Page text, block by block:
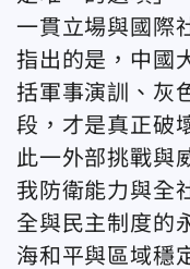
一貫立場與國際
指出的是，中國
括軍事演訓、灰
段，才是真正破
此一外部挑戰與
我防衛能力與全
全與民主制度的
海和平與區域穩